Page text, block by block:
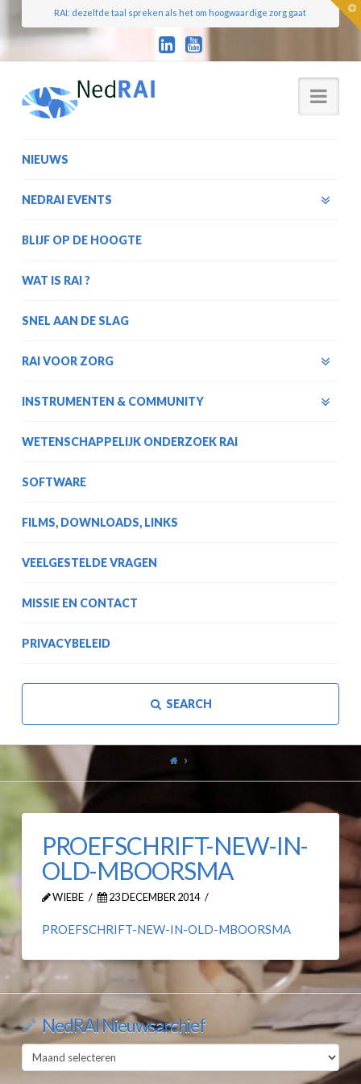
RAI: dezelfde taal spreken als het om hoogwaardige zorg gaat
NIEUWS
NEDRAI EVENTS
BLIJF OP DE HOOGTE
WAT IS RAI ?
SNEL AAN DE SLAG
RAI VOOR ZORG
INSTRUMENTEN & COMMUNITY
WETENSCHAPPELIJK ONDERZOEK RAI
SOFTWARE
FILMS, DOWNLOADS, LINKS
VEELGESTELDE VRAGEN
MISSIE EN CONTACT
PRIVACYBELEID
SEARCH
PROEFSCHRIFT-NEW-IN-
OLD-MBOORSMA
WIEBE 23 DECEMBER 2014
PROEFSCHRIFT-NEW-IN-OLD-MBOORSMA
NedRAI Nieuwsarchief
NedRAI
Nieuwsarchief